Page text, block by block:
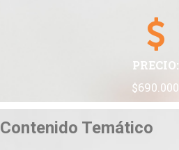
PRECIO:
$690.000
Contenido Temático